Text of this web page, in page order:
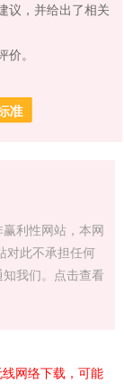
议，并给出了相关
。
利性网站，本网
对此不承担任何
我们。点击查看
网络下载，可能